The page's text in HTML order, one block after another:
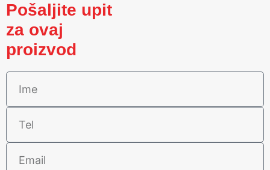
Pošaljite upit
za ovaj
proizvod